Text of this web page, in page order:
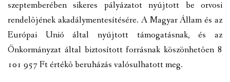
szeptemberében sikeres pályázatot nyújtott be orvosi
rendelõjének akadálymentesítésére. A Magyar Állam és az
Európai Unió által nyújtott támogatásnak, és az
Önkormányzat által biztosított forrásnak köszönhetõen 8
101 957 Ft értékõ beruházás valósulhatott meg.